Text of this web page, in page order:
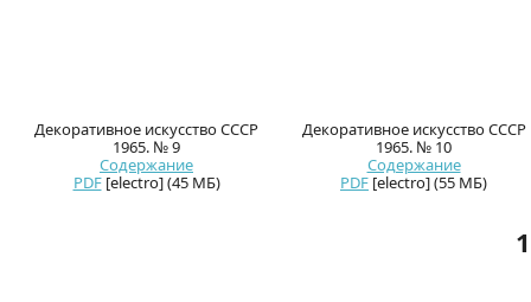
Декоративное искусство СССР
1965. № 9
Содержание
PDF[electro] (45 МБ)
Декоративное искусство СССР
1965. № 10
Содержание
PDF [electro] (55 МБ)